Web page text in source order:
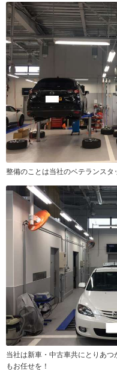
整備のことは当社のベテランスタ
当社は新車・中古車共にとりあ
もお任せを！